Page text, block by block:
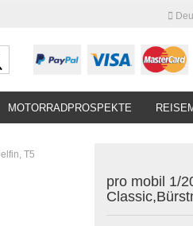
Suche...
MOTORRADPROSPEKTE
T5
pro mobil 1/